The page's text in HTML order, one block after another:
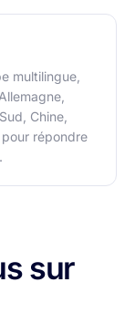
multilingue,
Chine,
répondre
sur